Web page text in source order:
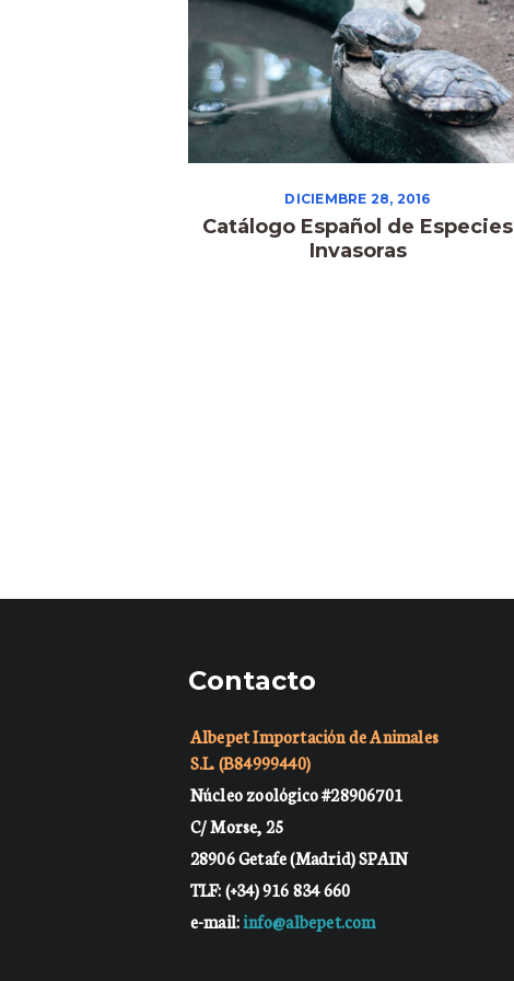
DICIEMBRE 28, 2016
Catálogo Español de Especies
Invasoras
Contacto
Albepet Importación de Animales
S.L. (B84999440)
Núcleo zoológico #28906701
C/ Morse, 25
28906 Getafe (Madrid) SPAIN
TLF: (+34) 916 834 660
e-mail:info@albepet.com